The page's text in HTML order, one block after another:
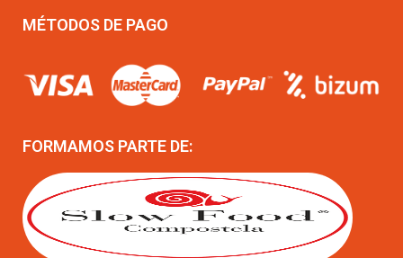
MÉTODOS DE PAGO
FORMAMOS PARTE DE: